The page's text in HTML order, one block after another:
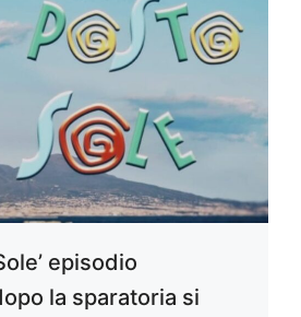
episodio
la sparatoria si